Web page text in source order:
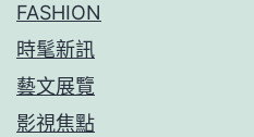
FASHION
時髦新訊
藝文展覽
影視焦點